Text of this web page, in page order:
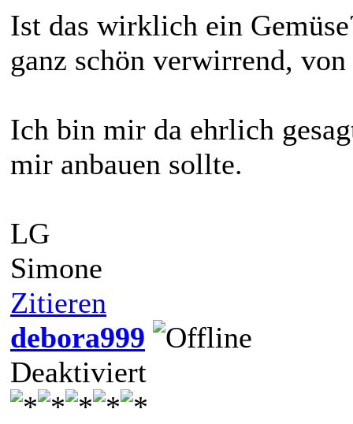
Ist das wirklich ein
ganz schön verwirrend,
Ich bin mir da ehrlich
mir anbauen sollte.
LG
Simone
Zitieren
debora999
Deaktiviert